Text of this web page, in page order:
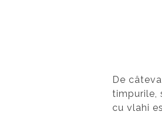
De
timpurile,
cu vlahi